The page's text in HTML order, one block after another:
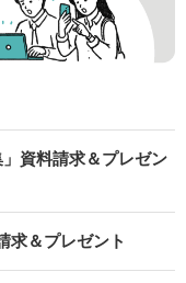
資料請求＆プレゼン
求＆プレゼント